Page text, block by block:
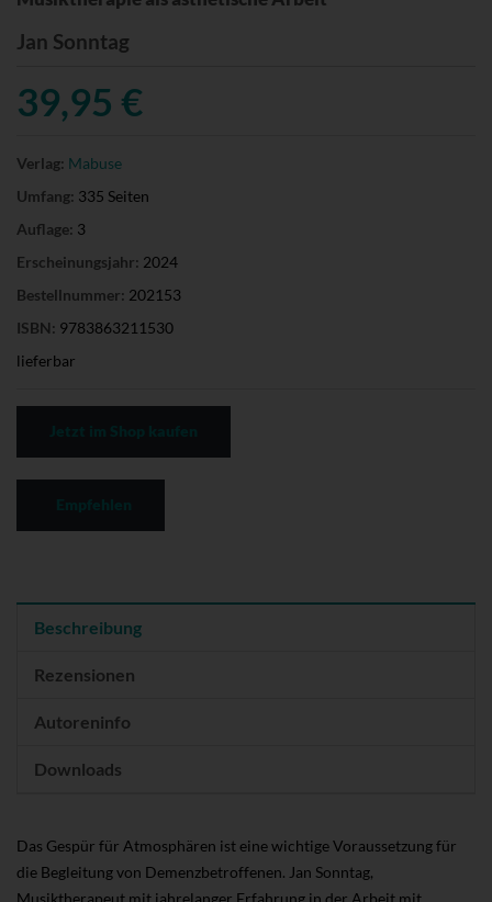
Jan Sonntag
39,95 €
Verlag: Mabuse
Umfang: 335 Seiten
Auflage: 3
Erscheinungsjahr: 2024
Bestellnummer: 202153
ISBN: 9783863211530
lieferbar
Beschreibung
Rezensionen
Autoreninfo
Downloads
Das Gespür für Atmosphären ist eine wichtige Voraussetzung für
die Begleitung von Demenzbetroffenen. Jan Sonntag,
Musiktherapeut mit jahrelanger Erfahrung in der Arbeit mit